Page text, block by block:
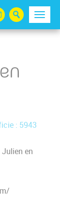
: 5943
en
Menu